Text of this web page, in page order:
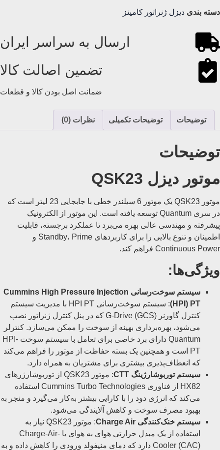
دسته بندی دیزل ژنراتور کامینز
ارسال به سراسر ایران
تضمین اصالت کالا
ضمانت اصل بودن کالا و قطعات
توضیحات توضیحات تکمیلی نظرات (0)
توضیحات
موتور دیزل QSK23
موتور QSK23 یک موتور 6 سیلندر خطی با جابجایی 23 لیتر است که
در سری Quantum توسعه یافته است. این موتور از الکترونیک
پیشرفته و مهندسی عالی بهره می‌برد تا عملکرد برجسته، قابلیت
اطمینان و تنوع بالایی را برای کاربردهای Standby، Prime و
Continuous Power فراهم کند.
ویژگی‌ها:
سیستم سوخت‌رسانی Cummins High Pressure Injection
(HPI) PT
: سیستم سوخت‌رسانی HPI PT با مدیریت سیستم
کنترل گاورنر G-Drive (GCS) که در پنل کنترل ژنراتور نصب
می‌شود، بهره‌برداری بهینه از سوخت را ممکن می‌سازد. کنترلر
Quantum دارای برد خاصی برای تعامل با سیستم سوخت HPI-
PT است و همچنین یک بسته حفاظت از موتور را فراهم می‌کند
که انعطاف‌پذیری بیشتری برای مشتریان به همراه دارد.
سیستم توربوشارژینگ CTT
: موتور QSK23 از توربوشارژرهای
HX82 از فناوری Cummins Turbo Technologies استفاده
می‌کند که انرژی دود را با کارایی بیشتر به‌کار می‌گیرد و منجر به
بهبود مصرف سوخت و کاهش آلایندگی می‌شود.
سیستم خنک‌کنندگی Charge Air
: موتور QSK23 نیاز به
استفاده از یک مبدل حرارتی هوای به هوای یا Charge-Air-
Cooler (CAC) دارد که دمای منیفولد ورودی را کاهش داده و به